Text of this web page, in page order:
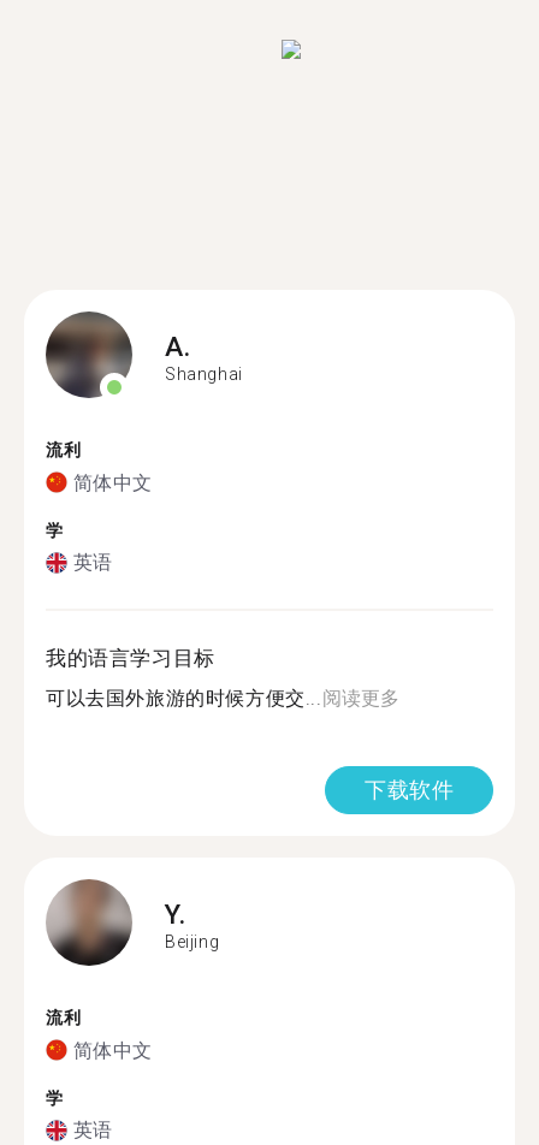
A.
Shanghai
流利
简体中文
学
英语
我的语言学习目标
可以去国外旅游的时候方便交...阅读更多
下载软件
Y.
Beijing
流利
简体中文
学
英语